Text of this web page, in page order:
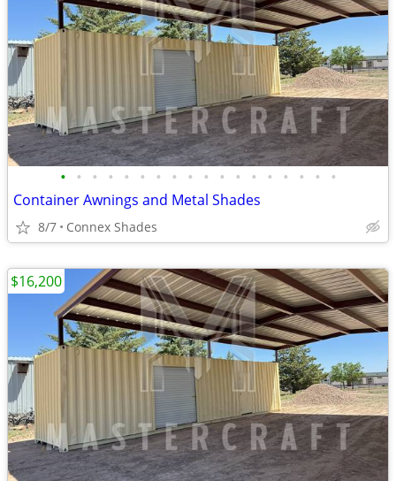
• • • • • • • • • • • • • • • • • •
Container Awnings and Metal Shades
8/7 Connex Shades
$16,200